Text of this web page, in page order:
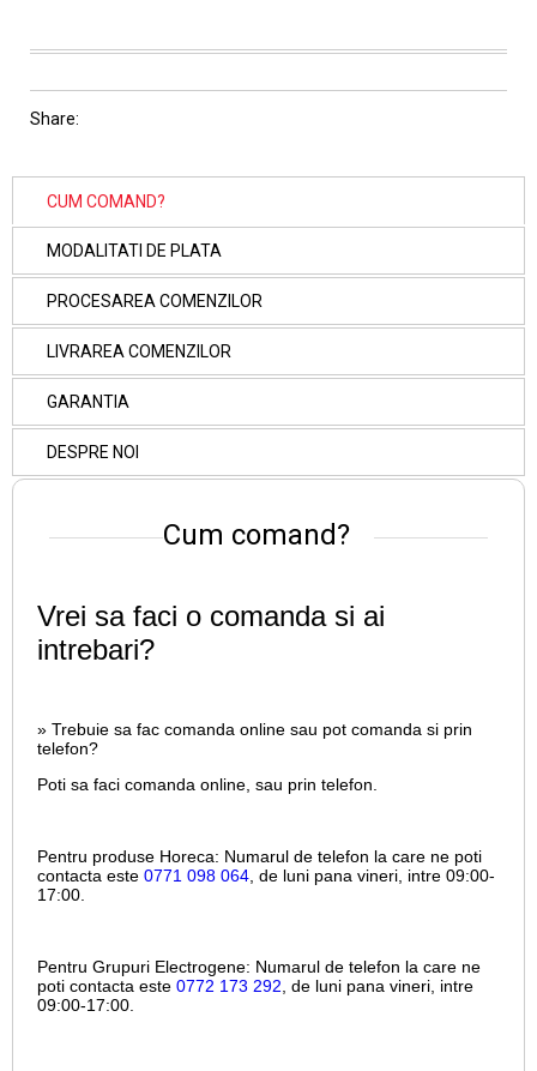
Share:
CUM COMAND?
MODALITATI DE PLATA
PROCESAREA COMENZILOR
LIVRAREA COMENZILOR
GARANTIA
DESPRE NOI
Cum comand?
Vrei sa faci o comanda si ai
intrebari?
» Trebuie sa fac comanda online sau pot comanda si prin
telefon?
Poti sa faci comanda online, sau prin telefon.
Pentru produse Horeca: Numarul de telefon la care ne poti
contacta este 0771 098 064, de luni pana vineri, intre 09:00-
17:00.
Pentru Grupuri Electrogene: Numarul de telefon la care ne
poti contacta este 0772 173 292, de luni pana vineri, intre
09:00-17:00.